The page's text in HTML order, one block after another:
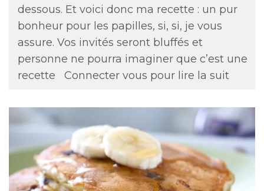
dessous. Et voici donc ma recette : un pur
bonheur pour les papilles, si, si, je vous
assure. Vos invités seront bluffés et
personne ne pourra imaginer que c’est une
recette
Connecter vous pour lire la suit